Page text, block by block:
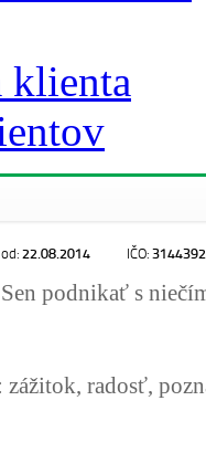
klienta
22.08.2014 IČO:
podnikať s
radosť,